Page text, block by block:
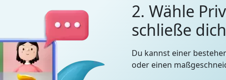
2. Wähle
schließe
Du kannst einer
oder einen